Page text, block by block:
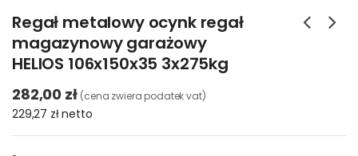
Regał metalowy ocynk regał
magazynowy garażowy
HELIOS 106x150x35 3x275kg
282,00 zł (cena zwiera podatek vat)
229,27 złnetto